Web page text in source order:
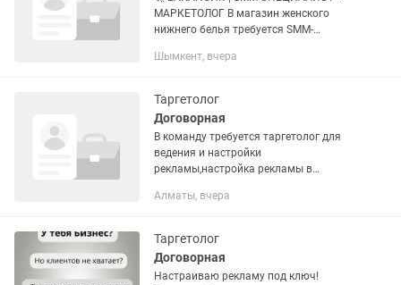
МАРКЕТОЛОГ В магазин женского
нижнего белья требуется SMM-
нужно делать: • Ведение Instagram •
Шымкент, вчера
Таргетолог
Договорная
В команду требуется таргетолог для
ведения и настройки
рекламы,настройка рекламы в
цветочного магазина,опыт работы
обязателен не менее...
Алматы, вчера
Таргетолог
Договорная
Настраиваю рекламу под ключ!